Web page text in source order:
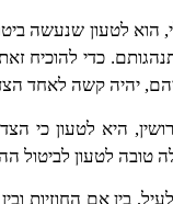
הוא לטעון שנעשה
כדי להוכיח
יהיה קשה לאחד
היא לטעון
טובה לטעון
בין אם החוזיות